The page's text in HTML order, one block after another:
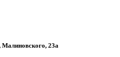
Малиновского, 23а